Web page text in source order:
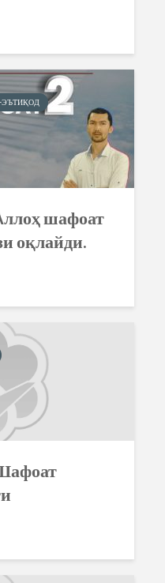
шафоат
оқлайди.